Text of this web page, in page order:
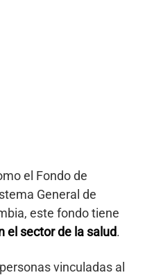
el Fondo de
General de
este fondo tiene
el sector de la salud.
vinculadas al